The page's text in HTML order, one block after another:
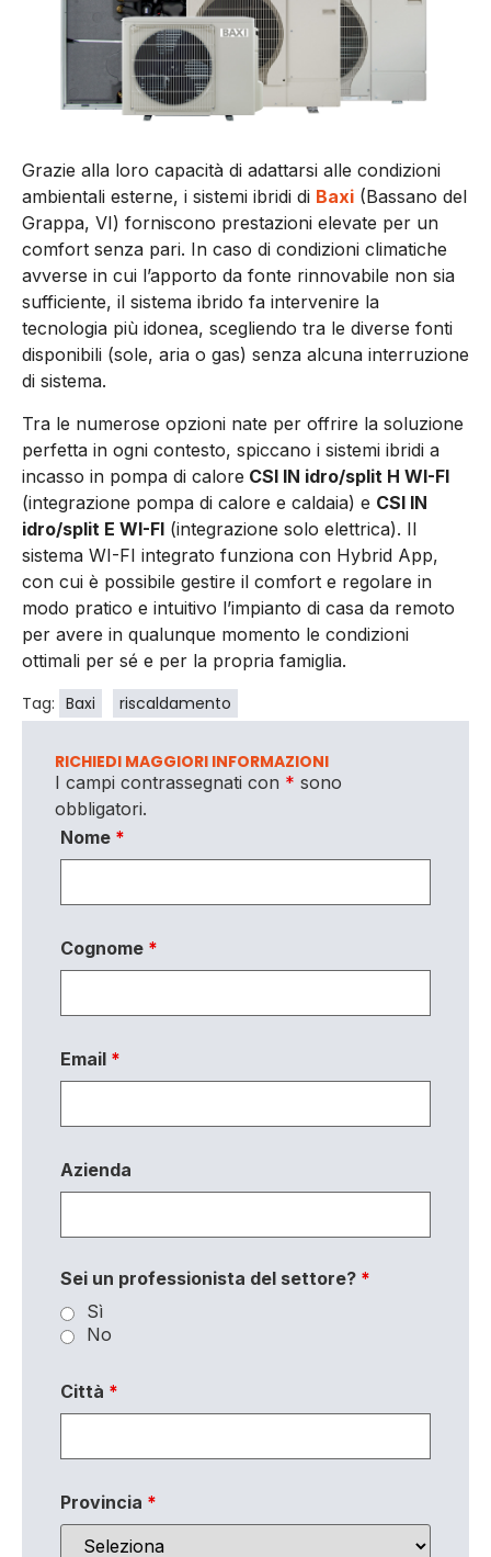
Grazie alla loro capacità di adattarsi alle condizioni
ambientali esterne, i sistemi ibridi di Baxi (Bassano del
Grappa, VI) forniscono prestazioni elevate per un
comfort senza pari. In caso di condizioni climatiche
avverse in cui l’apporto da fonte rinnovabile non sia
sufficiente, il sistema ibrido fa intervenire la
tecnologia più idonea, scegliendo tra le diverse fonti
disponibili (sole, aria o gas) senza alcuna interruzione
di sistema.
Tra le numerose opzioni nate per offrire la soluzione
perfetta in ogni contesto, spiccano i sistemi ibridi a
incasso in pompa di calore CSI IN idro/split H WI-FI
(integrazione pompa di calore e caldaia) e CSI IN
idro/split E WI-FI (integrazione solo elettrica). Il
sistema WI-FI integrato funziona con Hybrid App,
con cui è possibile gestire il comfort e regolare in
modo pratico e intuitivo l’impianto di casa da remoto
per avere in qualunque momento le condizioni
ottimali per sé e per la propria famiglia.
Tag: Baxi riscaldamento
RICHIEDI MAGGIORI INFORMAZIONI
I campi contrassegnati con * sono
obbligatori.
Nome *
Cognome *
Email *
Azienda
Sei un professionista del settore? *
Sì
No
Città *
Provincia *